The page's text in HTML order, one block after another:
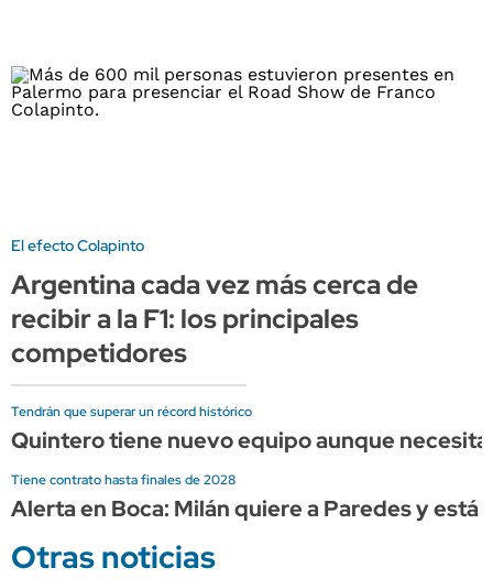
El efecto Colapinto
Argentina cada vez más cerca de
recibir a la F1: los principales
competidores
Tendrán que superar un récord histórico
Quintero tiene nuevo equipo aunque
Tiene contrato hasta finales de 2028
Alerta en Boca: Milán quiere a Paredes y está
Otras noticias